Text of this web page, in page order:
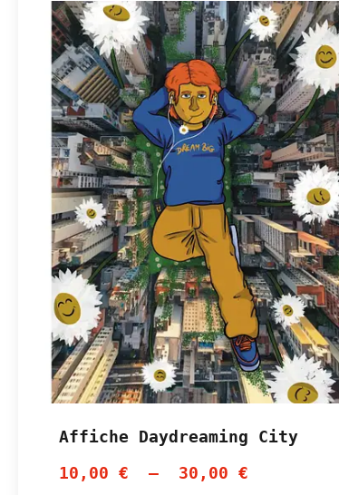
Affiche Daydreaming City
10,00 € – 30,00 €